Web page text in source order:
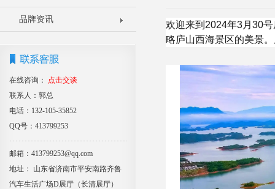
品牌资讯
在线咨询：
点击交谈
联系人：郭总
电话：132-105-35852
QQ号：413799253
邮箱：413799253@qq.com
地址： 山东省济南市平安南路齐鲁
汽车生活广场D展厅（长清展厅）
欢迎来到2024年3月30
略庐山西海景区的美景